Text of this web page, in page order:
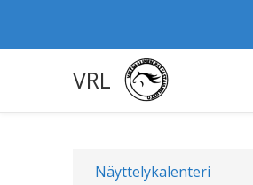
VRL
Näyttelykalenteri